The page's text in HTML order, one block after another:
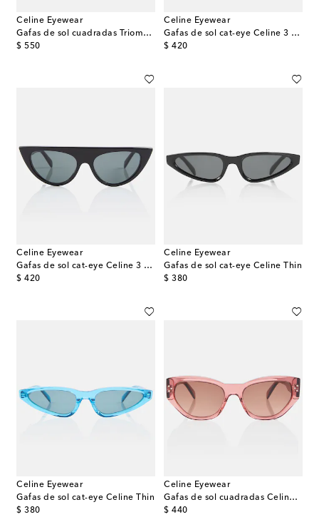
Celine Eyewear
Gafas de sol cuadradas Triomphe
$ 550
original price
Celine Eyewear
Gafas de sol cat-eye Celine 3 Dots
$ 420
original price
Celine Eyewear
Gafas de sol cat-eye Celine 3 Dots
$ 420
original price
Celine Eyewear
Gafas de sol cat-eye Celine Thin
$ 380
original price
Celine Eyewear
Gafas de sol cat-eye Celine Thin
$ 380
original price
Celine Eyewear
Gafas de sol cuadradas Celine 3 Dots
$ 440
original price